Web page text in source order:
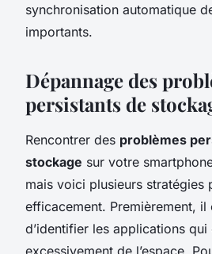
synchronisation automatique
importants.
Dépannage des
persistants de
Rencontrer des problèmes
stockage sur votre
mais voici plusieurs stratégies
efficacement. Premièrement, il
d’identifier les applications qui
excessivement de l’espace.